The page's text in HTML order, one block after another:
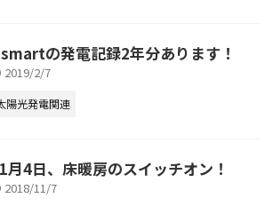
の発電記録2年分あります！
2019/2/7
陽光発電関連
月4日、床暖房のスイッチオン！
2018/11/7